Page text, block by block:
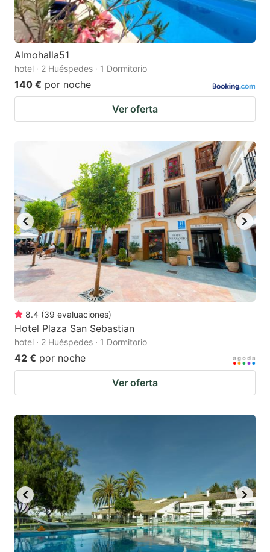
Almohalla51
hotel · 2 Huéspedes · 1 Dormitorio
140 € por noche
Ver oferta
8.4 (39 evaluaciones)
Hotel Plaza San Sebastian
hotel · 2 Huéspedes · 1 Dormitorio
42 € por noche
Ver oferta